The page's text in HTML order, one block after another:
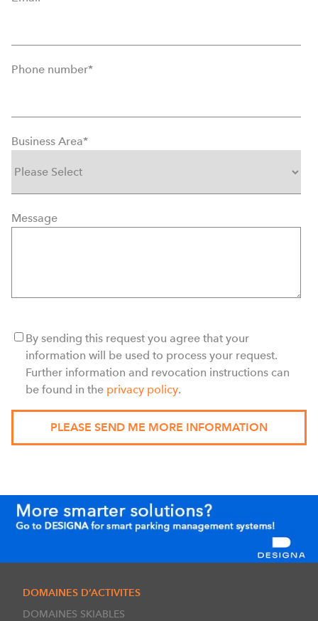
Phone number*
Business Area*
Message
By sending this request you agree that your
information will be used to process your request.
Further information and revocation instructions can
be found in the privacy policy.
DOMAINES D’ACTIVITES
DOMAINES SKIABLES